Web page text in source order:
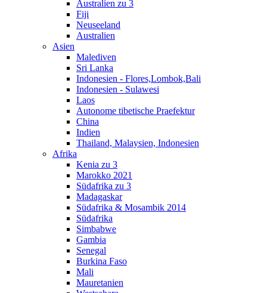
Australien zu 3
Fiji
Neuseeland
Australien
Asien
Malediven
Sri Lanka
Indonesien - Flores,Lombok,Bali
Indonesien - Sulawesi
Laos
Autonome tibetische Praefektur
China
Indien
Thailand, Malaysien, Indonesien
Afrika
Kenia zu 3
Marokko 2021
Südafrika zu 3
Madagaskar
Südafrika & Mosambik 2014
Südafrika
Simbabwe
Gambia
Senegal
Burkina Faso
Mali
Mauretanien